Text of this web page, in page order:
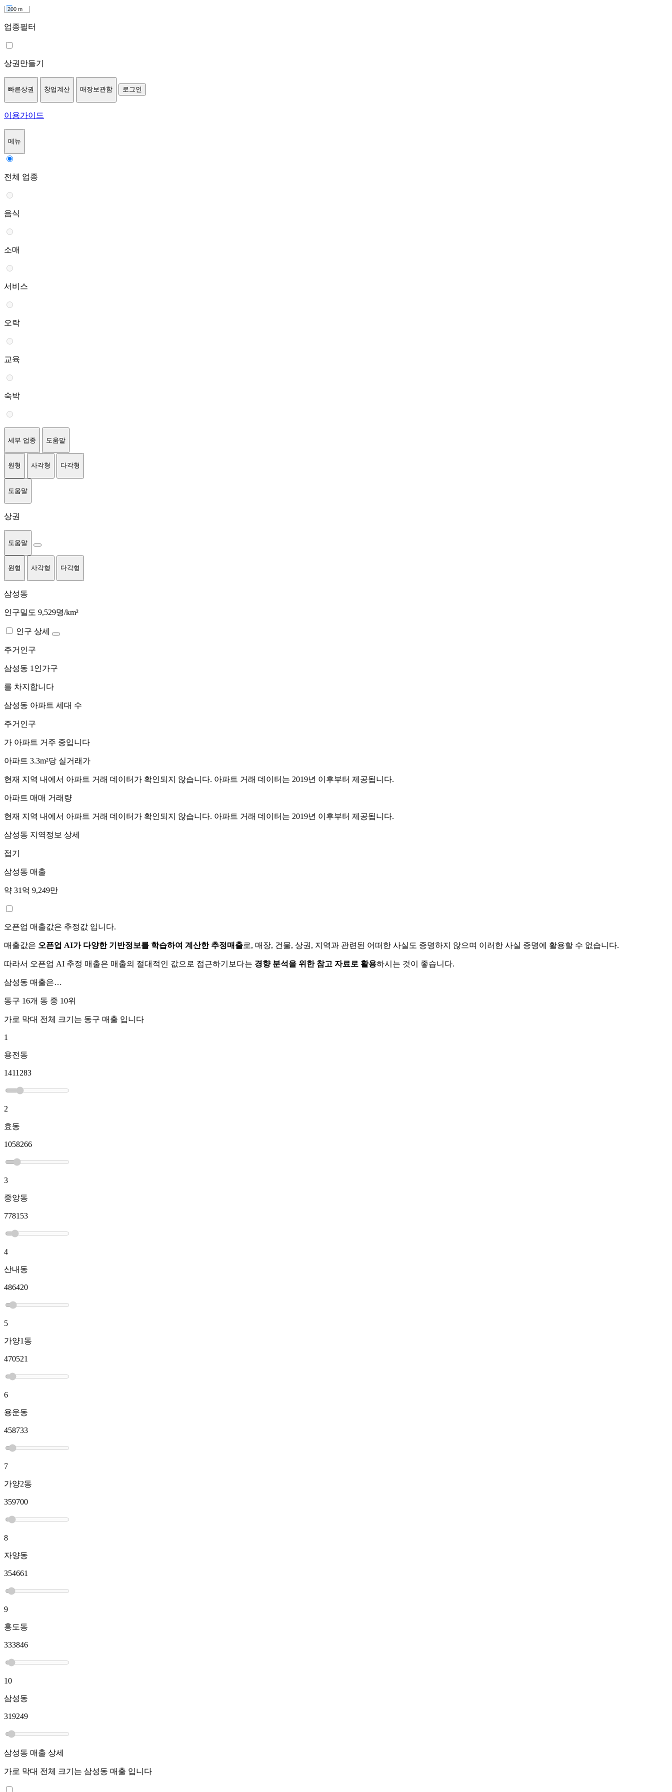
200 m
업종필터
상권만들기
빠른상권 창업계산 매장보관함 로그인
이용가이드
메뉴
전체 업종
음식
소매
서비스
오락
교육
숙박
세부 업종 도움말
원형 사각형 다각형
도움말
상권
도움말
원형 사각형 다각형
삼성동
인구밀도 9,529명/km²
인구 상세
주거인구
삼성동 1인가구
를 차지합니다
삼성동 아파트 세대 수
주거인구
가 아파트 거주 중입니다
아파트 3.3m²당 실거래가
현재 지역 내에서 아파트 거래 데이터가 확인되지 않습니다. 아파트 거래 데이터는 2019년 이후부터 제공됩니다.
아파트 매매 거래량
현재 지역 내에서 아파트 거래 데이터가 확인되지 않습니다. 아파트 거래 데이터는 2019년 이후부터 제공됩니다.
삼성동 지역정보 상세
접기
삼성동 매출
약 31억 9,249만
오픈업 매출값은 추정값 입니다.
매출값은 오픈업 AI가 다양한 기반정보를 학습하여 계산한 추정매출로, 매장, 건물, 상권, 지역과 관련된 어떠한 사실도 증명하지 않으며 이러한 사실 증명에 활용할 수 없습니다.
따라서 오픈업 AI 추정 매출은 매출의 절대적인 값으로 접근하기보다는 경향 분석을 위한 참고 자료로 활용하시는 것이 좋습니다.
삼성동 매출은…
동구 16개 동 중 10위
가로 막대 전체 크기는 동구 매출 입니다
1
용전동
1411283
2
효동
1058266
3
중앙동
778153
4
산내동
486420
5
가양1동
470521
6
용운동
458733
7
가양2동
359700
8
자양동
354661
9
홍도동
333846
10
삼성동
319249
삼성동 매출 상세
가로 막대 전체 크기는 삼성동 매출 입니다